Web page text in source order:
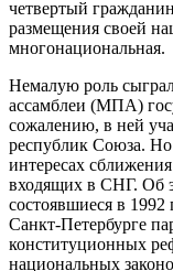
четвертый
размещения своей
многонациональная.
Немалую роль
ассамблеи (МПА)
сожалению, в ней
республик Союза.
интересах
входящих в СНГ. Об
состоявшиеся в
Санкт-Петербурге
конституционных
национальных